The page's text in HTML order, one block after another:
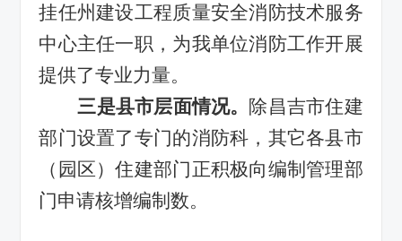
挂任州建设工程质量安全消防技术服务
中心主任一职，为我单位消防工作开展
提供了专业力量。
三是县市层面情况。 除昌吉市住建
部门设置了专门的消防科，其它各县市
（园区）住建部门正积极向编制管理部
门申请核增编制数。